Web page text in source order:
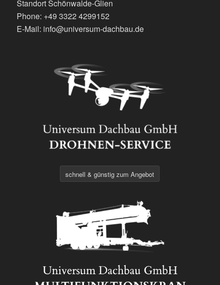
Standort Schönwalde-Glien
Phone: +49 3322 4299152
E-Mail: info@universum-dachbau.de
schnell & günstig zum Angebot